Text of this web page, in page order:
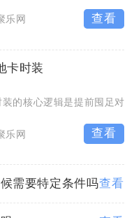
乐网 查看
卡时装
装的核心逻辑是提前囤足对
乐网 查看
需要特定条件吗查看